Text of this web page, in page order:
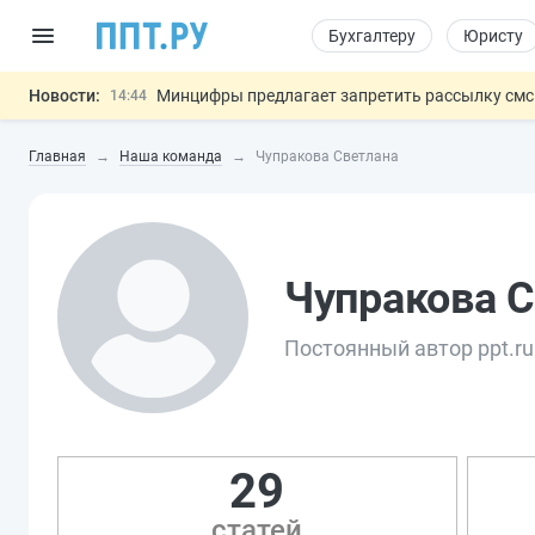
Бухгалтеру Юристу
Новости: 14:44 Минцифры предлагает запретить рассылку
13:16 Могут разрешить использование
11:31
Важно
Главная Наша команда Чупракова Светлана
Чупракова
Постоянный автор ppt.ru
29